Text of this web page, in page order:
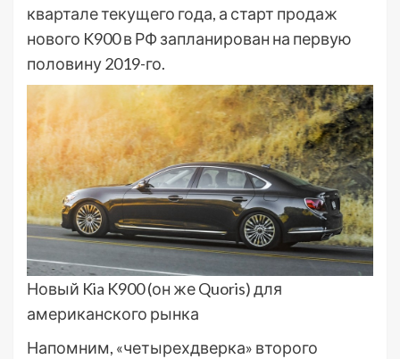
квартале текущего года, а старт продаж
нового K900 в РФ запланирован на первую
половину 2019-го.
Новый Kia K900 (он же Quoris) для
американского рынка
Напомним, «четырехдверка» второго